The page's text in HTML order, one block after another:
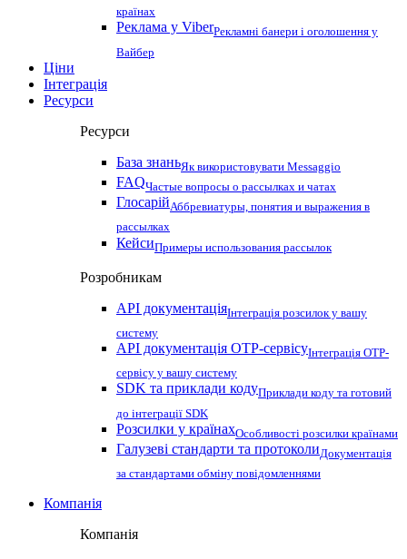
країнах
Реклама у ViberРекламні банери і оголошення у
Вайбер
Ціни
Інтеграція
Ресурси
Ресурси
База знаньЯк використовувати Messaggio
FAQЧастые вопросы о рассылках и чатах
ГлосарійАббревиатуры, понятия и выражения в
рассылках
КейсиПримеры использования рассылок
Розробникам
API документаціяІнтеграція розсилок у вашу
систему
API документація OTP-сервісуІнтеграція OTP-
сервісу у вашу систему
SDK та приклади кодуПриклади коду та готовий
до інтеграції SDK
Розсилки у країнахОсобливості розсилки країнами
Галузеві стандарти та протоколиДокументація
за стандартами обміну повідомленнями
Компанія
Компанія